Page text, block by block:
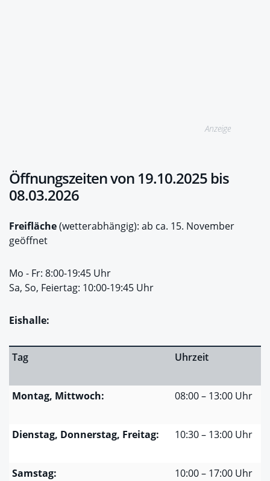
Anzeige
Öffnungszeiten von 19.10.2025 bis
08.03.2026
Freifläche(wetterabhängig): ab ca. 15. November
geöffnet
Mo - Fr: 8:00-19:45 Uhr
Sa, So, Feiertag: 10:00-19:45 Uhr
Eishalle:
Tag Uhrzeit
Montag, Mittwoch: 08:00 – 13:00 Uhr
Dienstag, Donnerstag, Freitag: 10:30 – 13:00 Uhr
Samstag: 10:00 – 17:00 Uhr